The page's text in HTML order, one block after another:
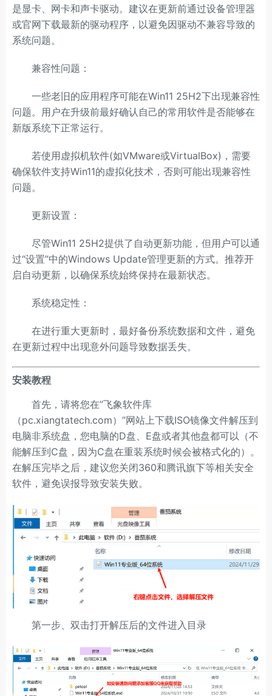
是显卡、网卡和声卡驱动。建议在更新前通过设备管理器
或官网下载最新的驱动程序，以避免因驱动不兼容导致的
系统问题。
兼容性问题：
一些老旧的应用程序可能在Win11 25H2下出现兼容性
问题。用户在升级前最好确认自己的常用软件是否能够在
新版系统下正常运行。
若使用虚拟机软件(如VMware或VirtualBox)，需要
确保软件支持Win11的虚拟化技术，否则可能出现兼容性
问题。
更新设置：
尽管Win11 25H2提供了自动更新功能，但用户可以通
过“设置”中的Windows Update管理更新的方式。推荐开
启自动更新，以确保系统始终保持在最新状态。
系统稳定性：
在进行重大更新时，最好备份系统数据和文件，避免
在更新过程中出现意外问题导致数据丢失。
安装教程
首先，请将您在”飞象软件库
（pc.xiangtatech.com）”网站上下载ISO镜像文件解压到
电脑非系统盘，您电脑的D盘、E盘或者其他盘都可以（不
能解压到C盘，因为C盘在重装系统时候会被格式化的）。
在解压完毕之后，建议您关闭360和腾讯旗下等相关安全
软件，避免误报导致安装失败。
第一步、双击打开解压后的文件进入目录